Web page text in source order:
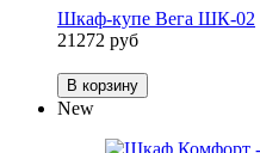
Шкаф-купе Вега ШК-02
21272 руб
В корзину
New